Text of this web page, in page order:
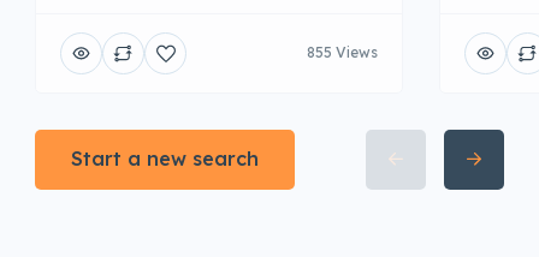
855 Views
Start a new search